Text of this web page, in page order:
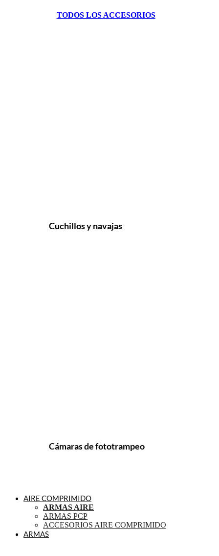
TODOS LOS ACCESORIOS
Cuchillos y navajas
Cámaras de fototrampeo
AIRE COMPRIMIDO
ARMAS AIRE
ARMAS PCP
ACCESORIOS AIRE COMPRIMIDO
ARMAS